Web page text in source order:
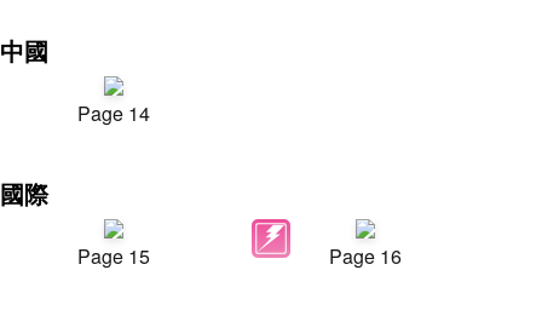
中國
Page 14
國際
Page 15 Page 16